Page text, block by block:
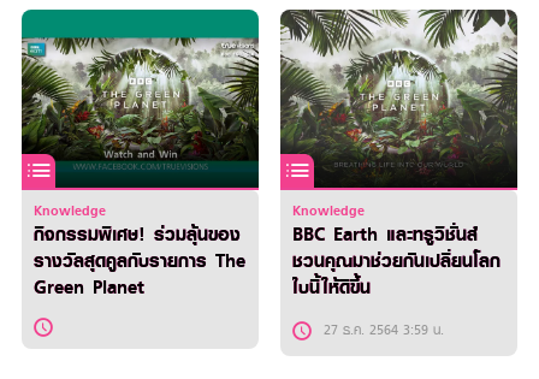
Knowledge
กิจกรรมพิเศษ! ร่วมลุ้นของ
รางวัลสุดคูลกับรายการ The
Green Planet
Knowledge
BBC Earth และทรูวิชั่นส์
ชวนคุณมาช่วยกันเปลี่ยนโลก
ใบนี้ให้ดีขึ้น
27 ธ.ค. 2564 3:59 น.